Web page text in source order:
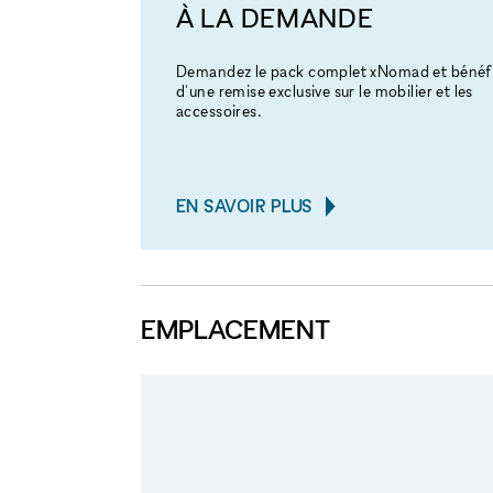
À LA DEMANDE
Demandez le pack complet xNomad et
d'une remise exclusive sur le mobilier et les
accessoires.
EN SAVOIR PLUS
EMPLACEMENT